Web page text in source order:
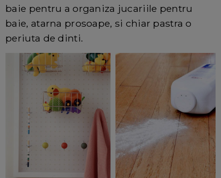
baie pentru a organiza jucariile pentru
baie, atarna prosoape, si chiar pastra o
periuta de dinti.